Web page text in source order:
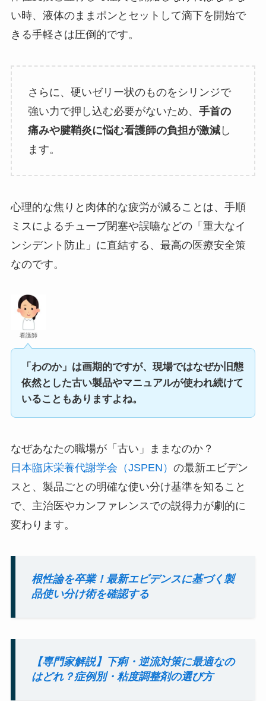
い時、液体のままポンとセットして滴下を開始で
きる手軽さは圧倒的です。
さらに、硬いゼリー状のものをシリンジで
強い力で押し込む必要がないため、 手首の
痛みや腱鞘炎に悩む看護師の負担が激減し
ます。
心理的な焦りと肉体的な疲労が減ることは、手順
ミスによるチューブ閉塞や誤嚥などの「重大なイ
ンシデント防止」に直結する、最高の医療安全策
なのです。
看護師
「わのか」は画期的ですが、現場ではなぜか旧態
依然とした古い製品やマニュアルが使われ続けて
いることもありますよね。
なぜあなたの職場が「古い」ままなのか？
日本臨床栄養代謝学会（JSPEN） の最新エビデン
スと、製品ごとの明確な使い分け基準を知ること
で、主治医やカンファレンスでの説得力が劇的に
変わります。
根性論を卒業！最新エビデンスに基づく製
品使い分け術を確認する
【専門家解説】下痢・逆流対策に最適なの
はどれ？症例別・粘度調整剤の選び方